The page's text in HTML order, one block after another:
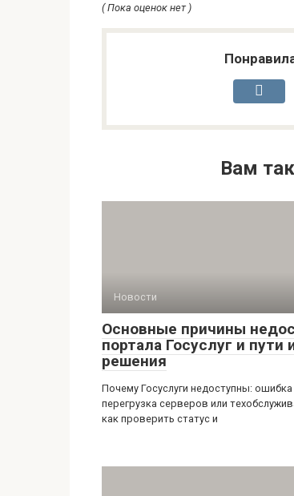
( Пока оценок нет )
Вам
Новости
Основные причины
портала Госуслуг и пути
решения
Почему Госуслуги недоступны: ошибка
перегрузка серверов или
как проверить статус и